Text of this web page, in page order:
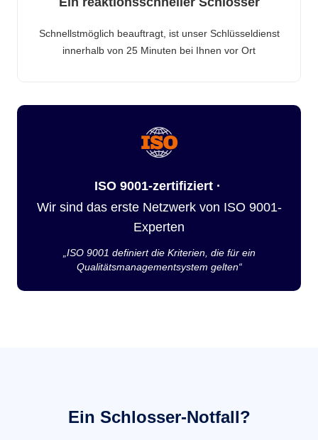
Schnellstmöglich beauftragt, ist unser Schlüsseldienst
innerhalb von 25 Minuten bei Ihnen vor Ort
ISO 9001-zertifiziert ·
Wir sind das erste Netzwerk von ISO 9001-
Experten
„ISO 9001 definiert die Kriterien, die für ein
Qualitätsmanagementsystem gelten“
Ein Schlosser-Notfall?